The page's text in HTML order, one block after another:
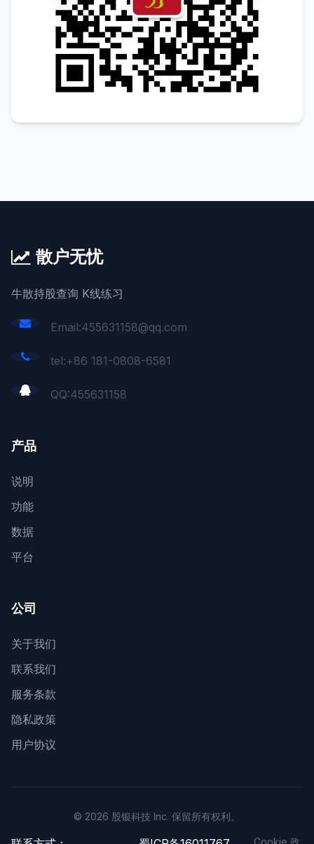
散户无忧
牛散持股查询 K线练习
Email:455631158@qq.com
tel:+86 181-0808-6581
QQ:455631158
产品
说明
功能
数据
平台
公司
关于我们
联系我们
服务条款
隐私政策
用户协议
© 2026 股银科技 Inc. 保留所有权利。
Cookie 政